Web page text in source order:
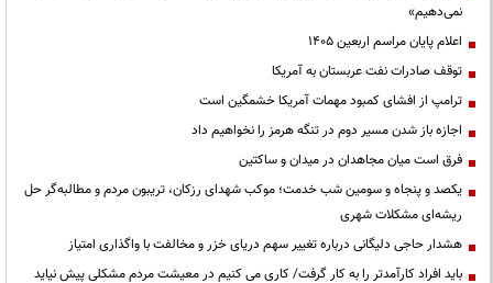
نمی‌دهیم»
اعلام پایان مراسم اربعین ۱۴۰۵
توقف صادرات نفت عربستان به آمریکا
ترامپ از افشای کمبود مهمات آمریکا خشمگین است
اجازه باز شدن مسیر دوم در تنگه هرمز را نخواهیم داد
فرق است میان مجاهدان در میدان و ساکتین
یکصد و پنجاه و سومین شب خدمت؛ موکب شهدای رزکان، تریبون مردم و مطالبه‌گر حل
ریشه‌ای مشکلات شهری
هشدار حاجی دلیگانی درباره تغییر سهم دریای خزر و مخالفت با واگذاری امتیاز
باید افراد کارآمدتر را به کار گرفت/ کاری می کنیم در معیشت مردم مشکلی پیش نیاید